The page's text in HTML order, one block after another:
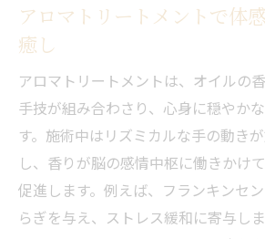
アロマトリートメントで体
癒し
アロマトリートメントは、オイルの
手技が組み合わさり、心身に穏やか
す。施術中はリズミカルな手の動き
し、香りが脳の感情中枢に働きかけ
促進します。例えば、フランキンセ
らぎを与え、ストレス緩和に寄与しま